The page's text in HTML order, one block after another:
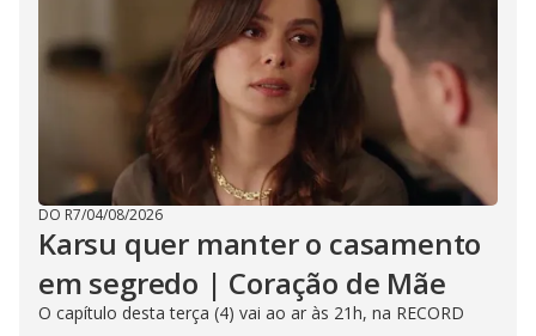
DO R7/04/08/2026
Karsu quer manter o casamento
em segredo | Coração de Mãe
O capítulo desta terça (4) vai ao ar às 21h, na RECORD